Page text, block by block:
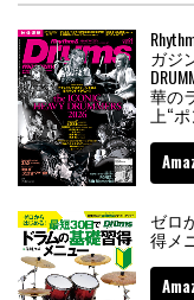
ガジ
華の
上“
ゼロ
得メ